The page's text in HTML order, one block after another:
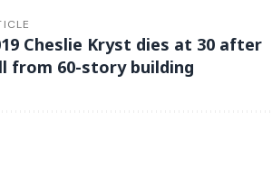
Cheslie Kryst dies at 30 after
from 60-story building